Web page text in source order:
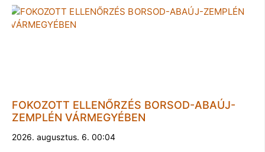
FOKOZOTT ELLENŐRZÉS BORSOD-ABAÚJ-
ZEMPLÉN VÁRMEGYÉBEN
2026. augusztus. 6. 00:04